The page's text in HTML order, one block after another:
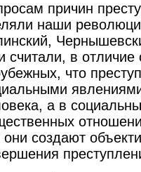
причин
наши
считали, в отличие
что
а в
они создают